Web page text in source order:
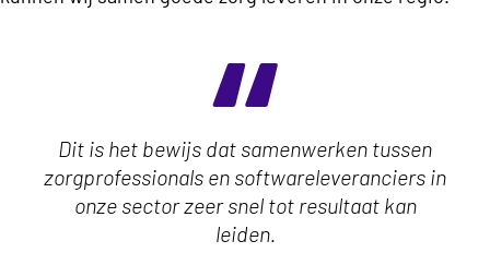
Dit is het bewijs dat samenwerken tussen
zorgprofessionals en softwareleveranciers in
onze sector zeer snel tot resultaat kan
leiden.